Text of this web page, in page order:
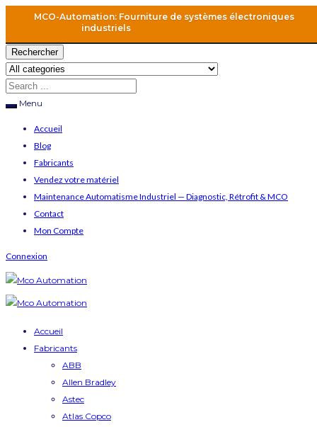
MCO-Automation: Fourniture de systèmes électroniques
industriels
Rechercher
Menu
Accueil
Blog
Fabricants
Vendez votre matériel
Maintenance Automatisme Industriel — Diagnostic, Rétrofit & MCO
Contact
Mon Compte
Connexion
Accueil
Fabricants
ABB
Allen Bradley
Astec
Atlas Copco